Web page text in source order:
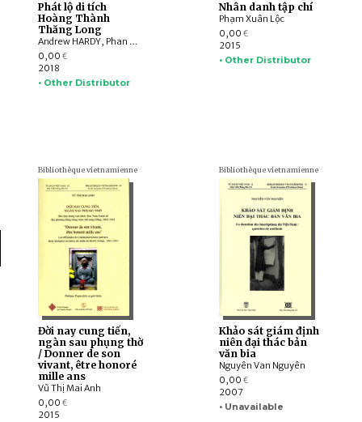
Phát lộ di tích
Hoàng Thành
Thăng Long
Andrew HARDY, Phan Huy Lê , Olivier TESSIER, Franciscus VERELLEN, NGUYỄN Tiến Đông, Nguyễn Gia Đối , Tống Trung Tín , Lê Thị Liên , Nguyễn Hồng Kiên , Nguyễn Văn Anh , Ðỗ Danh Huấn , Phạm Văn Triệu , Ðào Hùng , Phan Khanh , Nguyễn Thị Hậu , Diệp Ðình Hoa , Nguyễn Văn Sơn
0,00 €
2018
• Other Distributor
Nhân danh tập chí
Phạm Xuân Lộc
0,00 €
2015
• Other Distributor
Bibliothèque vietnamienne
Đời nay cung tiến,
ngàn sau phụng thờ
/ Donner de son
vivant, être honoré
mille ans
Vũ Thị Mai Anh
0,00 €
2015
Bibliothèque vietnamienne
Khảo sát giám định
niên đại thác bản
văn bia
Nguyên Van Nguyên
0,00 €
2007
• Unavailable